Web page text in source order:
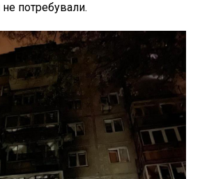
не потребували.